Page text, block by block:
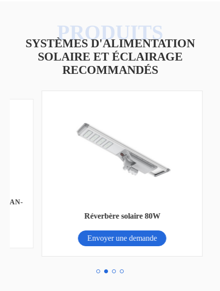
SYSTÈMES D'ALIMENTATION
SOLAIRE ET ÉCLAIRAGE
RECOMMANDÉS
Réverbère solaire 80W
Envoyer une demande